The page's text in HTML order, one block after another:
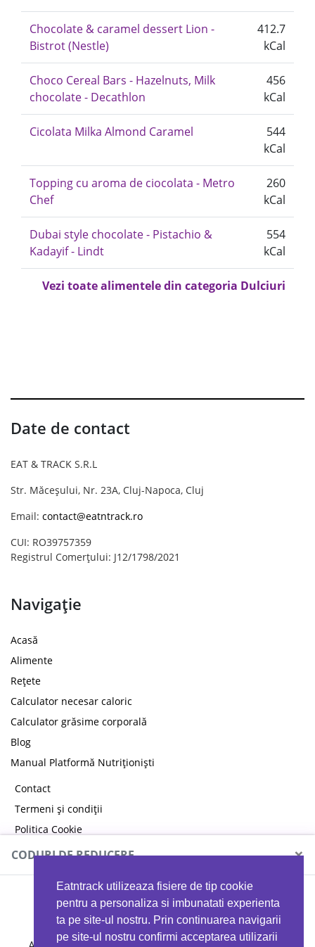
Eatntrack utilizeaza fisiere de tip cookie
pentru a personaliza si imbunatati experienta
ta pe site-ul nostru. Prin continuarea navigarii
pe site-ul nostru confirmi acceptarea utilizarii
Chocolate & caramel dessert Lion -
Bistrot (Nestle)
412.7
kCal
Choco Cereal Bars - Hazelnuts, Milk
chocolate - Decathlon
456
kCal
Cicolata Milka Almond Caramel
544
kCal
Topping cu aroma de ciocolata - Metro
Chef
260
kCal
Dubai style chocolate - Pistachio &
Kadayif - Lindt
554
kCal
Vezi toate alimentele din categoria Dulciuri
Date de contact
EAT & TRACK S.R.L
Str. Măceșului, Nr. 23A, Cluj-Napoca, Cluj
Email: contact@eatntrack.ro
CUI: RO39757359
Registrul Comerțului: J12/1798/2021
Navigație
Acasă
Alimente
Rețete
Calculator necesar caloric
Calculator grăsime corporală
Blog
Manual Platformă Nutriționiști
Contact
Termeni și condiții
Politica Cookie
Politica de confidențialitate
CODURI DE REDUCERE ×
MYPROTEIN